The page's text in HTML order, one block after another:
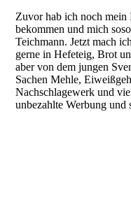
Zuvor hab ich noch mein
bekommen und mich
Teichmann. Jetzt mach
gerne in Hefeteig, Brot
aber von dem jungen
Sachen Mehle,
Nachschlagewerk und
unbezahlte Werbung und